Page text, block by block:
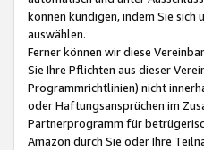
können kündigen, indem Sie
auswählen.
Ferner können wir diese
Sie Ihre Pflichten aus dieser
Programmrichtlinien) nicht
oder Haftungsansprüchen im
Partnerprogramm für
Amazon durch Sie oder Ihre